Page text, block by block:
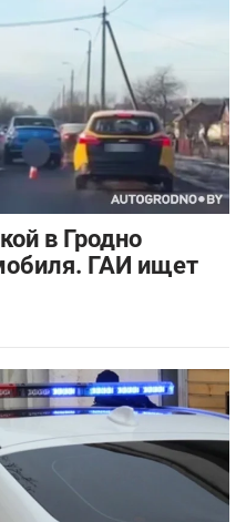
в Гродно
ГАИ ищет